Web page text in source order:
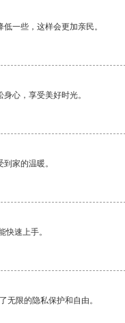
一些，这样会更加亲民。
心，享受美好时光。
家的温暖。
快速上手。
无限的隐私保护和自由。